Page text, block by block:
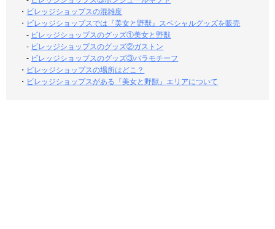
・ ビレッジショップスの混雑度
・ ビレッジショップスでは『美女と野獣』スペシャルグッズを販売
- ビレッジショップスのグッズ①美女と野獣
- ビレッジショップスのグッズ②ガストン
- ビレッジショップスのグッズ③バラモチーフ
・ ビレッジショップスの場所はどこ？
・ ビレッジショップスがある『美女と野獣』エリアについて